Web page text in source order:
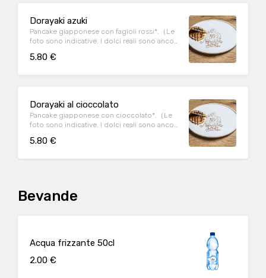
Dorayaki azuki
Pancake giapponese con fagioli rossi*.（Le
foto sono indicative. I dolci reali sono ancora
5.80 €
Dorayaki al cioccolato
Pancake giapponese con cioccolato*.（Le
foto sono indicative. I dolci reali sono ancora
5.80 €
Bevande
Acqua frizzante 50cl
2.00 €